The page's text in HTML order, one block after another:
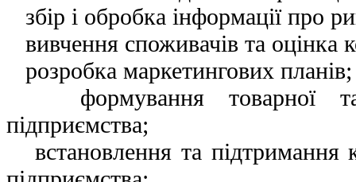
збір і обробка інформації про
вивчення споживачів та оцінка
розробка маркетингових планів;
формування товарної та
підприємства;
встановлення та підтримання